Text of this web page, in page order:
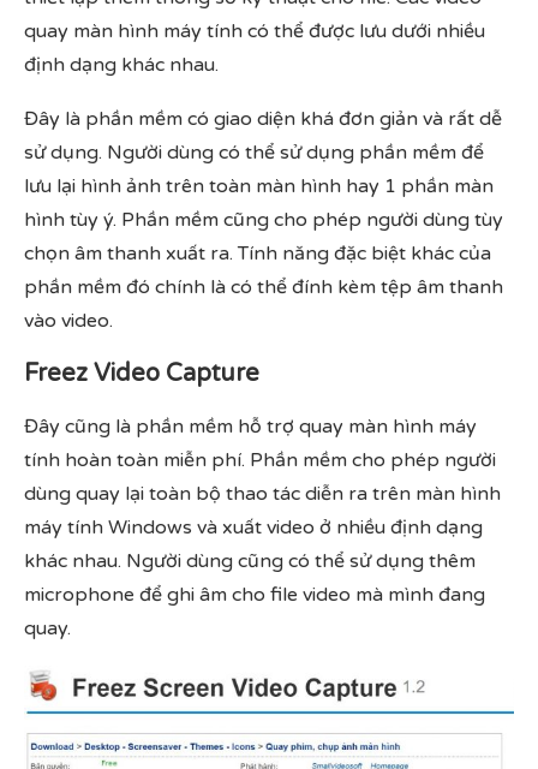
quay màn hình máy tính có thể được lưu dưới nhiều
định dạng khác nhau.
Đây là phần mềm có giao diện khá đơn giản và rất dễ
sử dụng. Người dùng có thể sử dụng phần mềm để
lưu lại hình ảnh trên toàn màn hình hay 1 phần màn
hình tùy ý. Phần mềm cũng cho phép người dùng tùy
chọn âm thanh xuất ra. Tính năng đặc biệt khác của
phần mềm đó chính là có thể đính kèm tệp âm thanh
vào video.
Freez Video Capture
Đây cũng là phần mềm hỗ trợ quay màn hình máy
tính hoàn toàn miễn phí. Phần mềm cho phép người
dùng quay lại toàn bộ thao tác diễn ra trên màn hình
máy tính Windows và xuất video ở nhiều định dạng
khác nhau. Người dùng cũng có thể sử dụng thêm
microphone để ghi âm cho file video mà mình đang
quay.